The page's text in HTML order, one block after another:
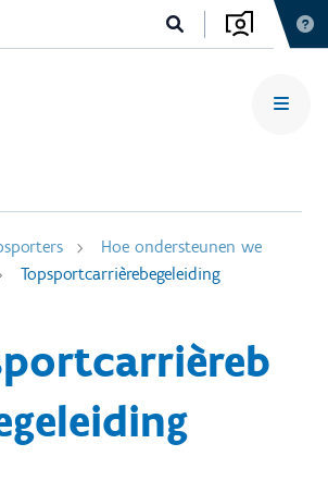
Hoe ondersteunen we
Topsportcarrièrebegeleiding